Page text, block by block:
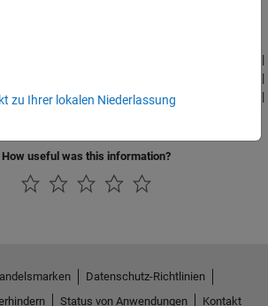
|
|
|coder.descriptor.types.Half |
How useful was this information?
zu Ihrer lokalen Niederlassung
Datenschutz-Richtlinien
Status von Anwendungen Kontakt